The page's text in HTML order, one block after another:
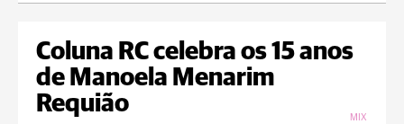
Coluna RC celebra os 15 anos
de Manoela Menarim
Requião
MIX